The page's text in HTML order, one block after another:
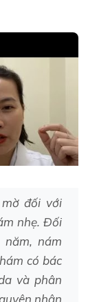
đối với
nhẹ. Đối
nám
có bác
và phân
nhân